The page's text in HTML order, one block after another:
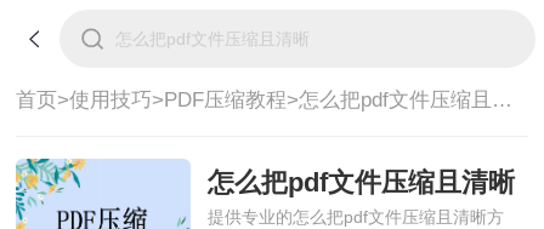
首页>使用技巧>PDF压缩教程> 怎么把pdf文件压缩且清晰
怎么把pdf文件压缩且清晰
提供专业的怎么把pdf文件压缩且清晰方